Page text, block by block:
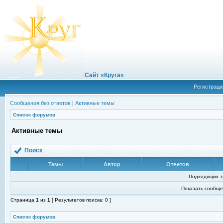
Сайт «Круга»
Сообщения без ответов | Активные темы
Список форумов
Активные темы
Поиск
Темы Автор Ответов
Подходящих
Показать
Страница 1 из 1 [ Результатов поиска: 0 ]
Список форумов